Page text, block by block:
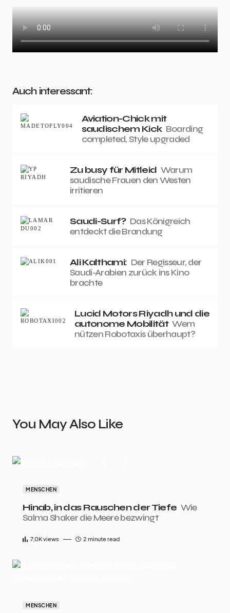
Auch interessant:
Aviation-Chick mit
saudischem Kick Boarding
completed, Style upgraded
Zu busy für Mitleid Warum
saudische Frauen den Westen
irritieren
Saudi-Surf? Das Königreich
entdeckt die Brandung
Ali Kalthami: Der Regisseur, der
Saudi-Arabien zurück ins Kino
brachte
Lucid Motors Riyadh und die
autonome Mobilität Wem
nützen Robotaxis überhaupt?
You May Also Like
MENSCHEN
Hinab, in das Rauschen der Tiefe Wie
Salma Shaker die Meere bezwingt
7,0Kviews 2 minute read
MENSCHEN